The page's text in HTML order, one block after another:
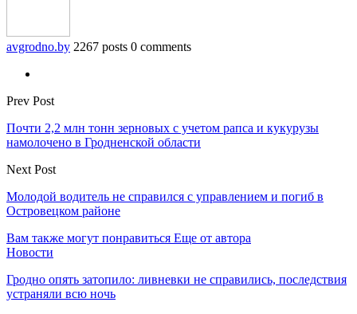
avgrodno.by 2267 posts 0 comments
Prev Post
Почти 2,2 млн тонн зерновых с учетом рапса и кукурузы
намолочено в Гродненской области
Next Post
Молодой водитель не справился с управлением и погиб в
Островецком районе
Вам также могут понравиться Еще от автора
Новости
Гродно опять затопило: ливневки не справились, последствия
устраняли всю ночь